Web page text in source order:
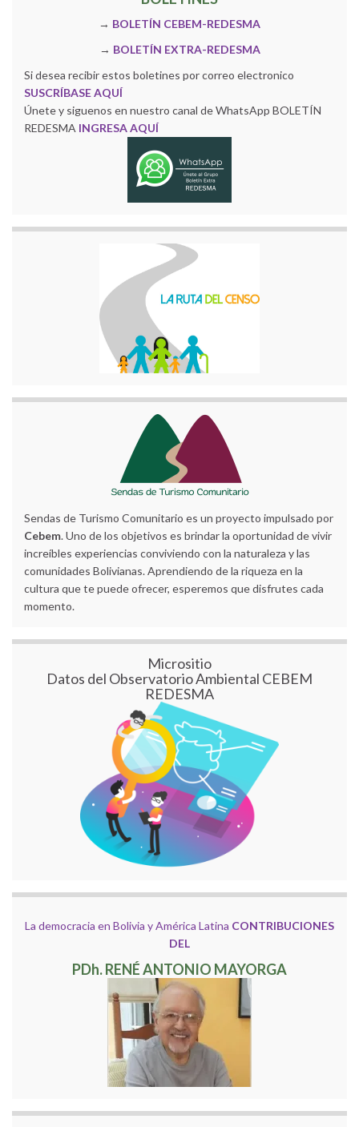
→ BOLETÍN CEBEM-REDESMA
→ BOLETÍN EXTRA-REDESMA
Si desea recibir estos boletines por correo electronico
SUSCRÍBASE AQUÍ
Únete y siguenos en nuestro canal de WhatsApp BOLETÍN
REDESMA INGRESA AQUÍ
Sendas de Turismo Comunitario es un proyecto impulsado por
Cebem. Uno de los objetivos es brindar la oportunidad de vivir
increíbles experiencias conviviendo con la naturaleza y las
comunidades Bolivianas. Aprendiendo de la riqueza en la
cultura que te puede ofrecer, esperemos que disfrutes cada
momento.
Micrositio
Datos del Observatorio Ambiental CEBEM
REDESMA
La democracia en Bolivia y América Latina CONTRIBUCIONES
DEL
PDh. RENÉ ANTONIO MAYORGA